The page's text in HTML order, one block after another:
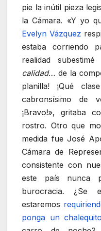
pie la inútil pieza
la Cámara. «Y yo
Evelyn Vázquez
estaba corriendo
realidad
calidad… de la
planilla! ¡Qué
cabronsísimo de
¡Bravo!», gritaba
rostro. Otro que
medida fue José
Cámara de
consistente con
este país nunca
burocracia. ¿Se
estaremos
ponga un